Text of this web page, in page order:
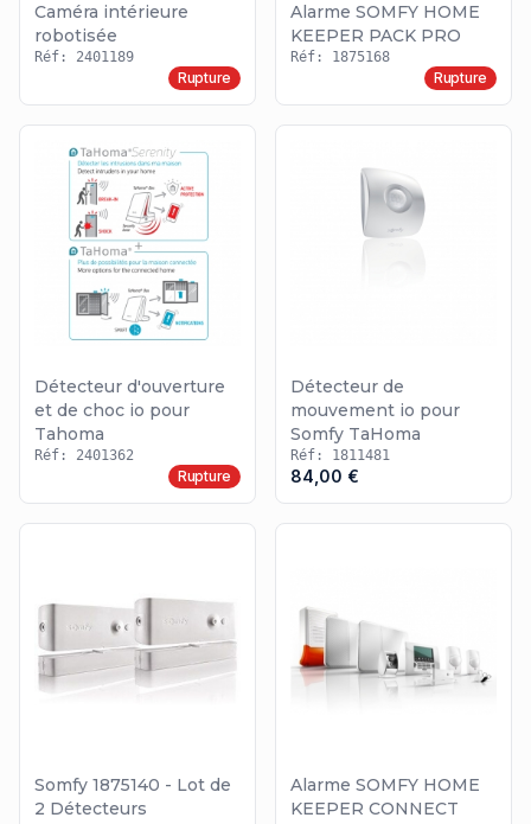
Caméra intérieure
robotisée
Réf: 2401189
Rupture
Alarme SOMFY HOME
KEEPER PACK PRO
Réf: 1875168
Rupture
Détecteur d'ouverture
et de choc io pour
Tahoma
Réf: 2401362
Rupture
Détecteur de
mouvement io pour
Somfy TaHoma
Réf: 1811481
84,00 €
Somfy 1875140 - Lot de
2 Détecteurs
Alarme SOMFY HOME
KEEPER CONNECT